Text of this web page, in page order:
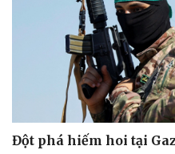
Đột phá hiếm hoi tại